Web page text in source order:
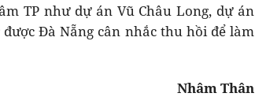
TP như dự án Vũ Châu Long, dự án
Đà Nẵng cân nhắc thu hồi để làm
Nhâm Thân